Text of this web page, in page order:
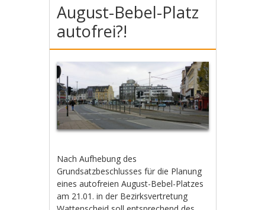
August-Bebel-Platz
autofrei?!
Nach Aufhebung des
Grundsatzbeschlusses für die Planung
eines autofreien August-Bebel-Platzes
am 21.01. in der Bezirksvertretung